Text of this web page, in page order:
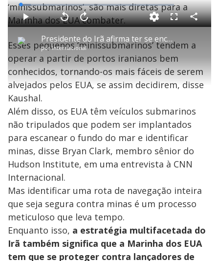
‘minissubmarinos’, são mais diretas para a
Marinha dos EUA combater.
P
l
a
y
V
i
d
e
Presidente do Irã afirma ter se encontrado com líder supremo, que não é visto em público desde março
porInternacional
P V
t
a
r
1
0
s
e
g
n
d
A
n
ç
a
1
0
s
e
u
n
M
u
d
o
L
o
a
d
e
.
6
%
F
c
e
e
C
o
a
r
a
Esses pequenos ‘minissubmarinos’ tendem a
operar a partir de portos iranianos bem
conhecidos, tornando-os mais fáceis de serem
alvejados pelos EUA, se assim decidirem, disse
Kaushal.
Além disso, os EUA têm veículos submarinos
não tripulados que podem ser implantados
para escanear o fundo do mar e identificar
minas, disse Bryan Clark, membro sênior do
Hudson Institute, em uma entrevista à CNN
Internacional.
Mas identificar uma rota de navegação inteira
que seja segura contra minas é um processo
meticuloso que leva tempo.
Enquanto isso, a estratégia multifacetada do
Irã também significa que a Marinha dos EUA
tem que se proteger contra lançadores de